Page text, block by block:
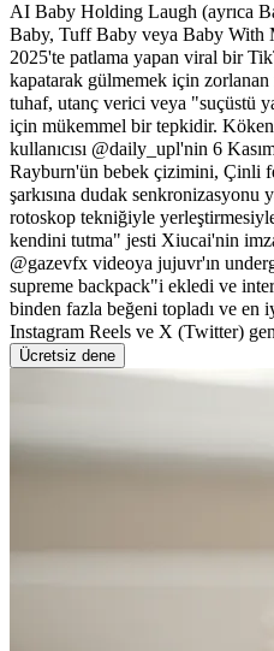
AI Baby Holding Laugh (ayrıca
Baby, Tuff Baby veya Baby With
2025'te patlama yapan viral bir
kapatarak gülmemek için
tuhaf, utanç verici veya "suçüstü
için mükemmel bir tepkidir.
kullanıcısı @daily_upl'nin 6
Rayburn'ün bebek çizimini, Çinli
şarkısına dudak senkronizasyonu
rotoskop tekniğiyle
kendini tutma" jesti Xiucai'nin
@gazevfx videoya jujuvr'ın
supreme backpack"i ekledi ve
binden fazla beğeni topladı ve
Instagram Reels ve X (Twitter)
Ücretsiz dene